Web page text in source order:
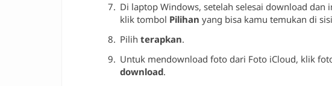
Di laptop Windows, setelah selesai download
klik tombol Pilihan yang bisa kamu temukan di sisi
Pilih terapkan.
Untuk mendownload foto dari Foto iCloud, klik
download.